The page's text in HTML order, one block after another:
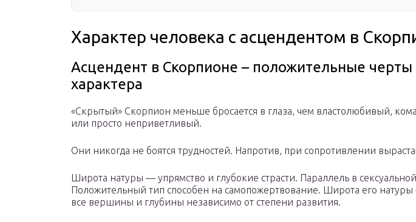
Характер человека с асцендентом в
Асцендент в Скорпионе – положительные черты
характера
«Скрытый» Скорпион меньше бросается в глаза, чем властолюбивый,
или просто неприветливый.
Они никогда не боятся трудностей. Напротив, при сопротивлении
Широта натуры — упрямство и глубокие страсти. Параллель в
Положительный тип способен на самопожертвование. Широта его натуры
все вершины и глубины независимо от степени развития.